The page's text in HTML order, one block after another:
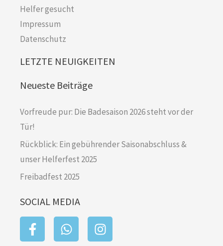
Helfer gesucht
Impressum
Datenschutz
LETZTE NEUIGKEITEN
Neueste Beiträge
Vorfreude pur: Die Badesaison 2026 steht vor der
Tür!
Rückblick: Ein gebührender Saisonabschluss &
unser Helferfest 2025
Freibadfest 2025
SOCIAL MEDIA